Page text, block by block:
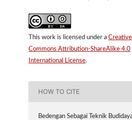
This work is licensed under a Creative
Commons Attribution-ShareAlike 4.0
International License.
HOW TO CITE
Bedengan Sebagai Teknik